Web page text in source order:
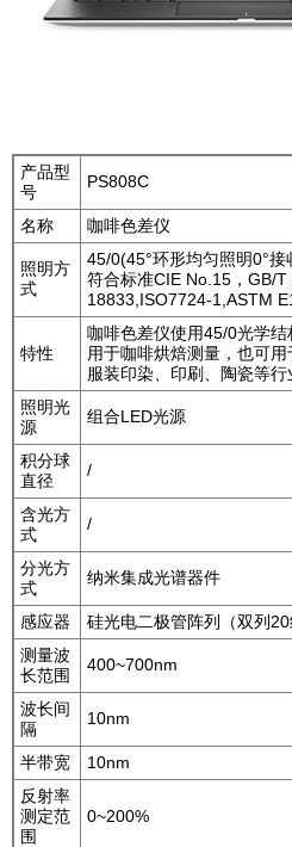
产品型
号
PS808C
名称 咖啡色差仪
照明方
式
45/0(45°环形均匀照明0°接
符合标准CIE No.15，GB/
18833,ISO7724-1,ASTM
特性
咖啡色差仪使用45/0光学结
用于咖啡烘焙测量，也可
服装印染、印刷、陶瓷等行
照明光
源
组合LED光源
积分球
直径
/
含光方
式
/
分光方
式
纳米集成光谱器件
感应器
硅光电二极管阵列（双列20
测量波
长范围
400~700nm
波长间
隔
10nm
半带宽
10nm
反射率
测定范
围
0~200%